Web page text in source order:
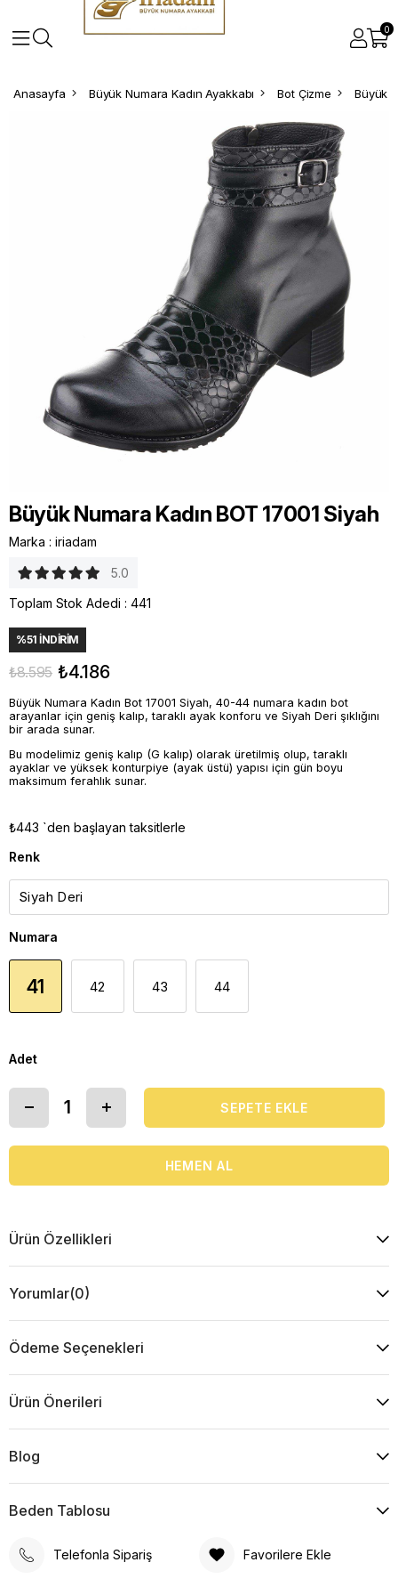
0
Anasayfa Büyük Numara Kadın Ayakkabı Bot Çizme Büyük
Büyük Numara Kadın BOT 17001 Siyah
Marka : iriadam
5.0
Toplam Stok Adedi : 441
%51 İNDIRIM
₺8.595 ₺4.186
Büyük Numara Kadın Bot 17001 Siyah, 40-44 numara kadın bot
arayanlar için geniş kalıp, taraklı ayak konforu ve Siyah Deri şıklığını
bir arada sunar.
Bu modelimiz geniş kalıp (G kalıp) olarak üretilmiş olup, taraklı
ayaklar ve yüksek konturpiye (ayak üstü) yapısı için gün boyu
maksimum ferahlık sunar.
₺443 `den başlayan taksitlerle
Renk
Numara
41 42 43 44
Adet
Ürün Özellikleri
Yorumlar(0)
Ödeme Seçenekleri
Ürün Önerileri
Blog
Beden Tablosu
Telefonla Sipariş Favorilere Ekle